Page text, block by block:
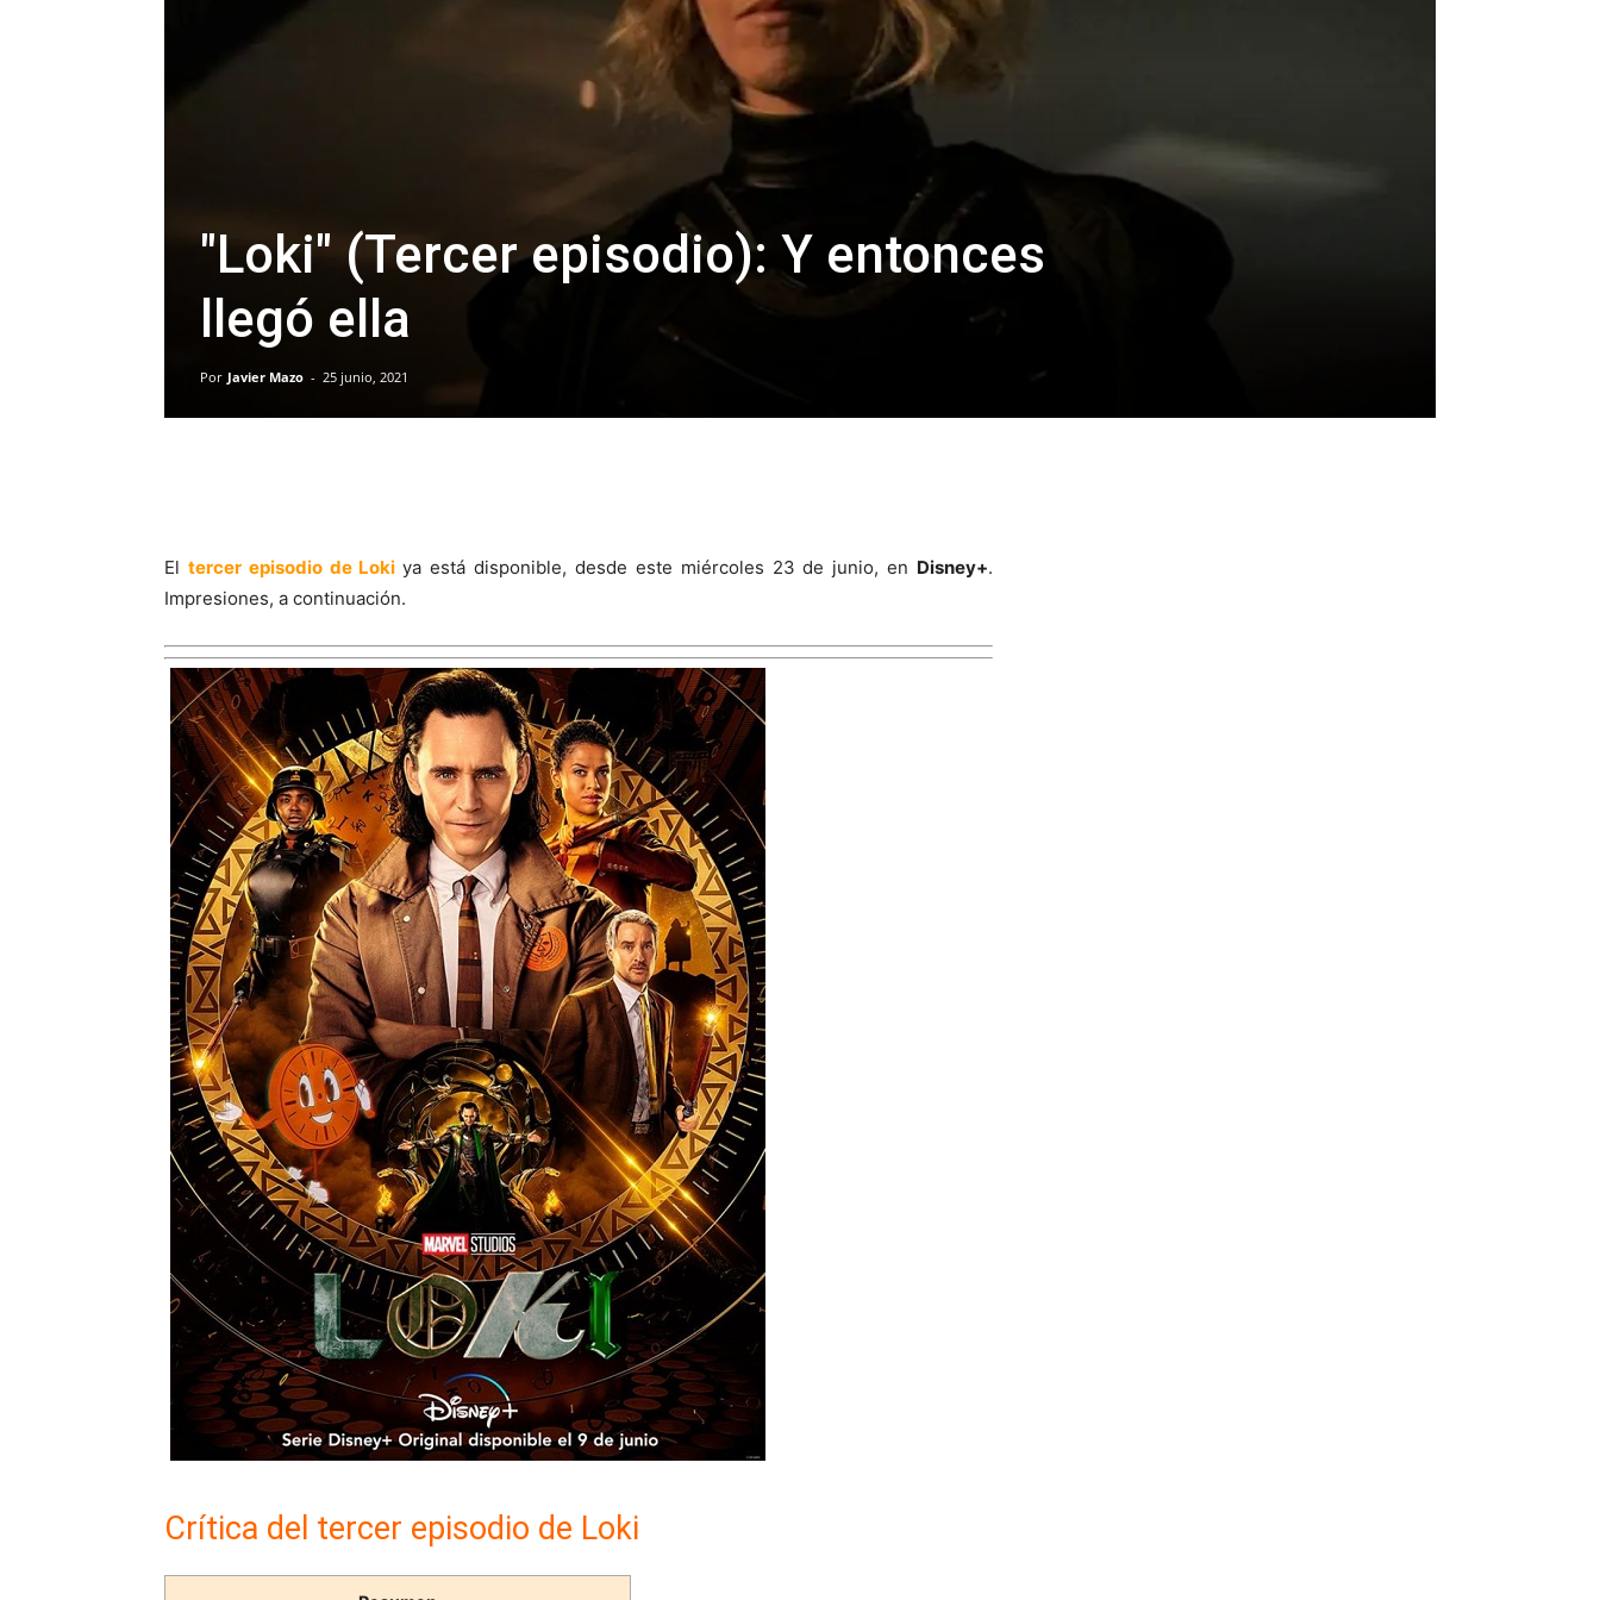
"Loki" (Tercer episodio): Y entonces
llegó ella
Por Javier Mazo - 25 junio, 2021
El tercer episodio de Lokiya está disponible, desde este miércoles 23 de junio, en Disney+.
Impresiones, a continuación.
Crítica del tercer episodio de Loki